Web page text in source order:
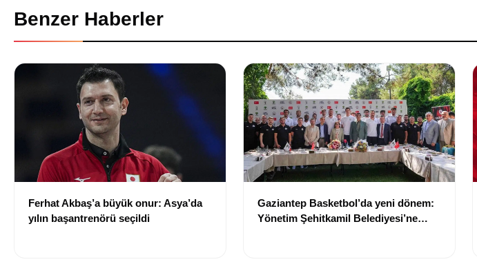
Benzer Haberler
Ferhat Akbaş’a büyük onur: Asya’da
yılın başantrenörü seçildi
Gaziantep Basketbol’da yeni dönem:
Yönetim Şehitkamil Belediyesi’ne